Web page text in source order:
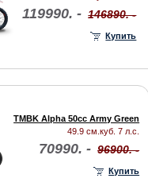
119990. - 146890. -
Купить
TMBK Alpha 50cc Army Green
49.9 см.куб. 7 л.с.
70990. - 96900. -
Купить